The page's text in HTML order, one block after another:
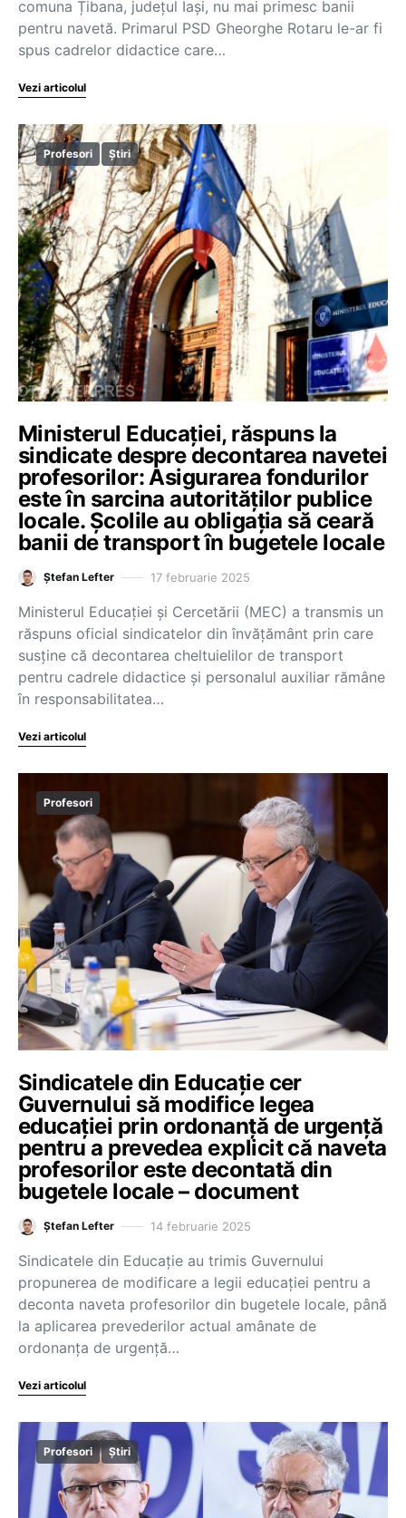
comuna Țibana, județul Iași, nu mai primesc banii
pentru navetă. Primarul PSD Gheorghe Rotaru le-ar fi
spus cadrelor didactice care…
Vezi articolul
Profesori Știri
Ministerul Educației, răspuns la
sindicate despre decontarea navetei
profesorilor: Asigurarea fondurilor
este în sarcina autorităților publice
locale. Școlile au obligația să ceară
banii de transport în bugetele locale
Ștefan Lefter 17 februarie 2025
Ministerul Educației și Cercetării (MEC) a transmis un
răspuns oficial sindicatelor din învățământ prin care
susține că decontarea cheltuielilor de transport
pentru cadrele didactice și personalul auxiliar rămâne
în responsabilitatea…
Vezi articolul
Profesori
Sindicatele din Educație cer
Guvernului să modifice legea
educației prin ordonanță de urgență
pentru a prevedea explicit că naveta
profesorilor este decontată din
bugetele locale – document
Ștefan Lefter 14 februarie 2025
Sindicatele din Educație au trimis Guvernului
propunerea de modificare a legii educației pentru a
deconta naveta profesorilor din bugetele locale, până
la aplicarea prevederilor actual amânate de
ordonanța de urgență…
Vezi articolul
Profesori Știri